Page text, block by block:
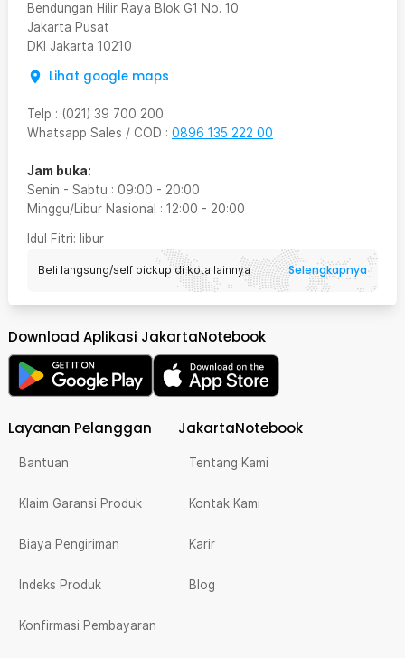
Bendungan Hilir Raya Blok G1 No. 10
Jakarta Pusat
DKI Jakarta 10210
Lihat google maps
Telp : (021) 39 700 200
Whatsapp Sales / COD : 0896 135 222 00
Jam buka:
Senin - Sabtu : 09:00 - 20:00
Minggu/Libur Nasional : 12:00 - 20:00
Idul Fitri: libur
Beli langsung/self pickup di kota lainnya Selengkapnya
Download Aplikasi JakartaNotebook
Layanan Pelanggan
Bantuan
Klaim Garansi Produk
Biaya Pengiriman
Indeks Produk
Konfirmasi Pembayaran
JakartaNotebook
Tentang Kami
Kontak Kami
Karir
Blog